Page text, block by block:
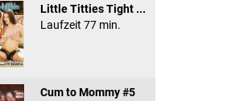
Little Titties Tight ...
Laufzeit 77 min.
Cum to Mommy #5